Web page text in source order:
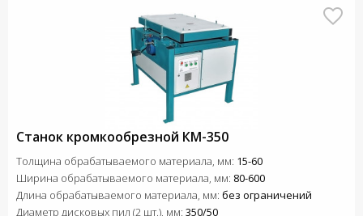
Станок кромкообрезной КМ-350
Толщина обрабатываемого материала, мм: 15-60
Ширина обрабатываемого материала, мм: 80-600
Длина обрабатываемого материала, мм: без ограничений
Диаметр дисковых пил (2 шт.), мм: 350/50